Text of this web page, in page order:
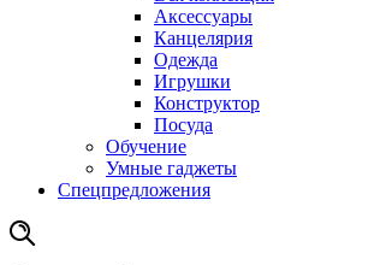
Аксессуары
Канцелярия
Одежда
Игрушки
Конструктор
Посуда
Обучение
Умные гаджеты
Спецпредложения